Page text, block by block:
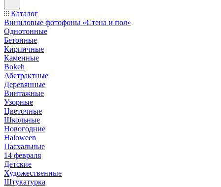
Каталог
Виниловые фотофоны «Стена и пол»
Однотонные
Бетонные
Кирпичные
Каменные
Bokeh
Абстрактные
Деревянные
Винтажные
Узорные
Цветочные
Школьные
Новогодние
Haloween
Пасхальные
14 февраля
Детские
Художественные
Штукатурка